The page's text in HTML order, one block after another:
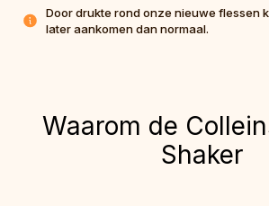
Door drukte rond onze nieuwe flessen
later aankomen dan normaal.
Waarom de
Shaker